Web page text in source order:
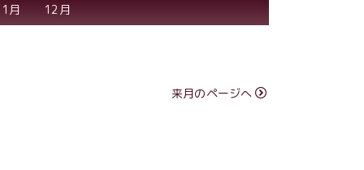
月 12月
来月のページへ